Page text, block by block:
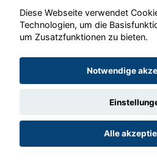
Copyright © 2026.
Datenschutz Impressum
Diese Webseite verwendet
Technologien, um die
um Zusatzfunktionen zu bieten.
Notwendige
Alle